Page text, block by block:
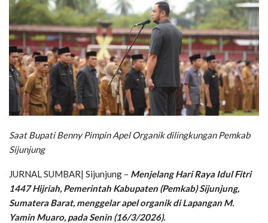
Saat Bupati Benny Pimpin Apel Organik dilingkungan Pemkab
Sijunjung
JURNAL SUMBAR| Sijunjung – Menjelang Hari Raya Idul Fitri
1447 Hijriah, Pemerintah Kabupaten (Pemkab) Sijunjung,
Sumatera Barat, menggelar apel organik di Lapangan M.
Yamin Muaro, pada Senin (16/3/2026).